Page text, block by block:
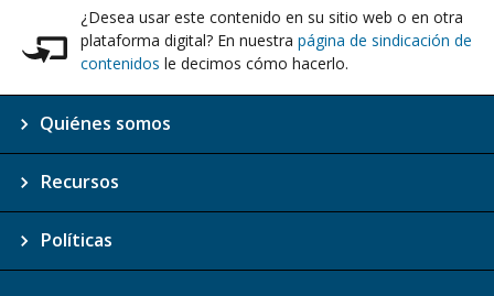
¿Desea usar este contenido en su sitio web o en otra
plataforma digital? En nuestra página de sindicación de
contenidos le decimos cómo hacerlo.
Quiénes somos
Recursos
Políticas